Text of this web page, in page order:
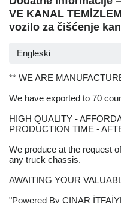
VE KANAL
vozilo za čišćenje
Engleski
** WE ARE
We have exported to 70
HIGH QUALITY -
PRODUCTION TIME -
We produce at the request
any truck chassis.
AWAITING YOUR
"Powered By ÇINAR